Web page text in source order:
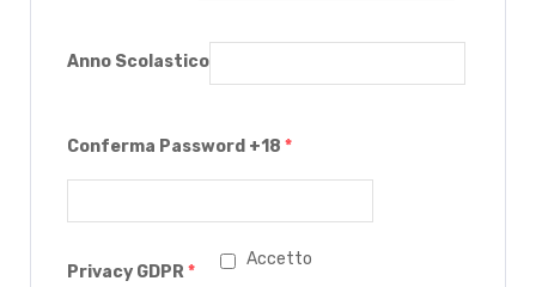
Anno Scolastico
Conferma Password +18 *
Privacy GDPR*
Accetto